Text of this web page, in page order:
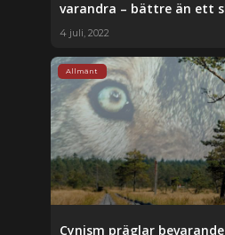
varandra – bättre än ett
4 juli, 2022
Allmänt
Cynism präglar